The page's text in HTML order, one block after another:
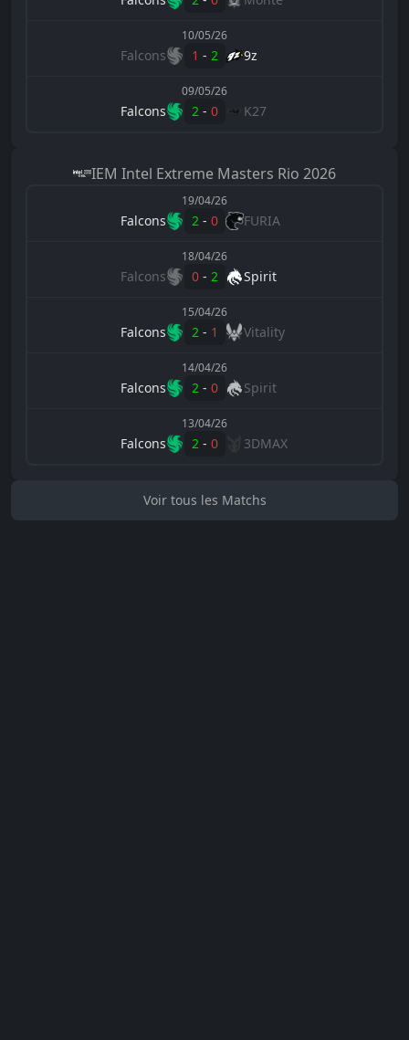
10/05/26
Falcons 1 - 2 9z
09/05/26
Falcons 2- 0 K27
IEM Intel Extreme Masters Rio 2026
19/04/26
Falcons 2- 0 FURIA
18/04/26
Falcons 0- 2 Spirit
15/04/26
Falcons 2- 1 Vitality
14/04/26
Falcons 2- 0 Spirit
13/04/26
Falcons 2- 0 3DMAX
Voir tous les Matchs